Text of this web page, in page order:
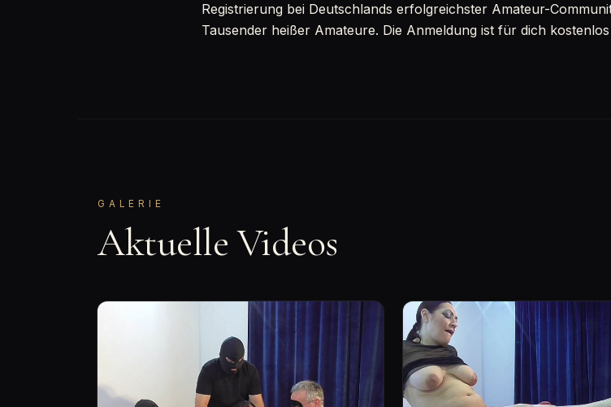
Registrierung bei Deutschlands erfolgreichster Amateur-
Tausender heißer Amateure. Die Anmeldung ist für dich
GALERIE
Aktuelle Videos